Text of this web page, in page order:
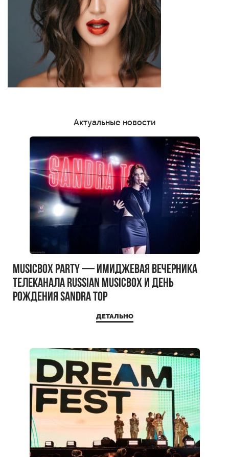
Актуальные новости
MUSICBOX PARTY — имиджевая вечерника
телеканала RUSSIAN MUSICBOX и день
рождения Sandra Top
ДЕТАЛЬНО